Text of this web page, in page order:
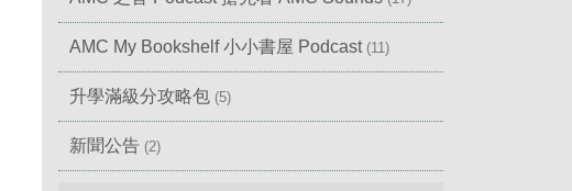
AMC My Bookshelf 小小書屋 Podcast (11)
升學滿級分攻略包 (5)
新聞公告 (2)